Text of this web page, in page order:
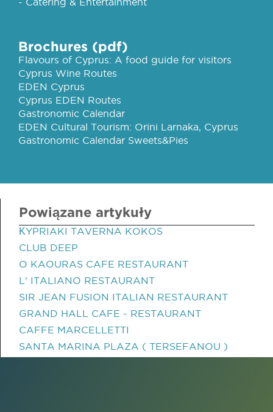
Brochures (pdf)
Flavours of Cyprus: A food guide for visitors
Cyprus Wine Routes
EDEN Cyprus
Cyprus EDEN Routes
Gastronomic Calendar
EDEN Cultural Tourism: Orini Larnaka, Cyprus
Gastronomic Calendar Sweets&Pies
Powiązane artykuły
ΚYPRIAKI TAVERNA KOKOS
CLUB DEEP
O KAOURAS CAFE RESTAURANT
L' ITALIANO RESTAURANT
SIR JEAN FUSION ITALIAN RESTAURANT
GRAND HALL CAFE - RESTAURANT
CAFFE MARCELLETTI
SANTA MARINA PLAZA ( TERSEFANOU )